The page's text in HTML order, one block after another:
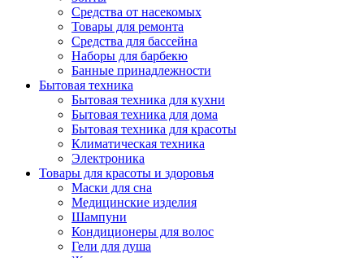
Средства от насекомых
Товары для ремонта
Средства для бассейна
Наборы для барбекю
Банные принадлежности
Бытовая техника
Бытовая техника для кухни
Бытовая техника для дома
Бытовая техника для красоты
Климатическая техника
Электроника
Товары для красоты и здоровья
Маски для сна
Медицинские изделия
Шампуни
Кондиционеры для волос
Гели для душа